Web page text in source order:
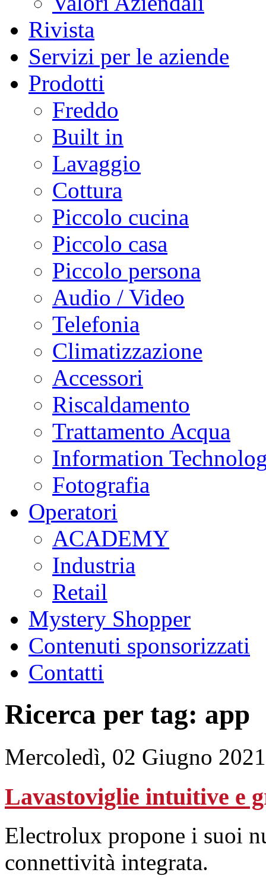
Rivista
Servizi per le aziende
Prodotti
Freddo
Built in
Lavaggio
Cottura
Piccolo cucina
Piccolo casa
Piccolo persona
Audio / Video
Telefonia
Climatizzazione
Accessori
Riscaldamento
Trattamento Acqua
Information
Fotografia
Operatori
ACADEMY
Industria
Retail
Mystery Shopper
Contenuti sponsorizzati
Contatti
Ricerca per tag: app
Mercoledì, 02 Giugno
Lavastoviglie intuitive e
Electrolux propone i suoi
connettività integrata.